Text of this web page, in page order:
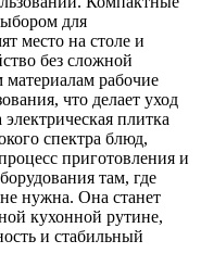
для
место на столе и
без сложной
материалам рабочие
что делает уход
плитка
спектра блюд,
приготовления и
там, где
нужна. Она станет
кухонной рутине,
и стабильный